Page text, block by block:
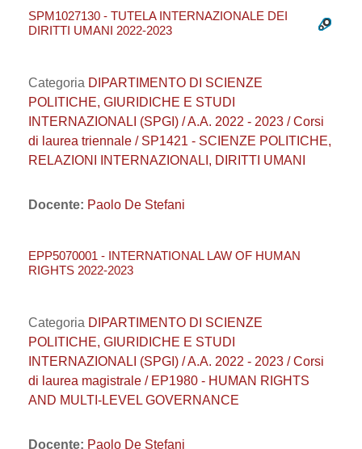
SPM1027130 - TUTELA INTERNAZIONALE DEI
DIRITTI UMANI 2022-2023
Categoria DIPARTIMENTO DI SCIENZE
POLITICHE, GIURIDICHE E STUDI
INTERNAZIONALI (SPGI) / A.A. 2022 - 2023 / Corsi
di laurea triennale / SP1421 - SCIENZE POLITICHE,
RELAZIONI INTERNAZIONALI, DIRITTI UMANI
Docente: Paolo De Stefani
EPP5070001 - INTERNATIONAL LAW OF HUMAN
RIGHTS 2022-2023
Categoria DIPARTIMENTO DI SCIENZE
POLITICHE, GIURIDICHE E STUDI
INTERNAZIONALI (SPGI) / A.A. 2022 - 2023 / Corsi
di laurea magistrale / EP1980 - HUMAN RIGHTS
AND MULTI-LEVEL GOVERNANCE
Docente: Paolo De Stefani